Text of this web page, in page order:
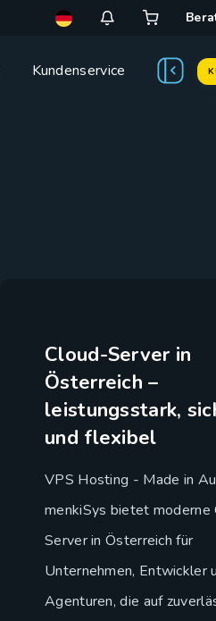
Kundenservice
Cloud-Server in
Österreich –
leistungsstark,
und flexibel
VPS Hosting - Made in
menkiSys bietet moderne
Server in Österreich für
Unternehmen, Entwickler
Agenturen, die auf